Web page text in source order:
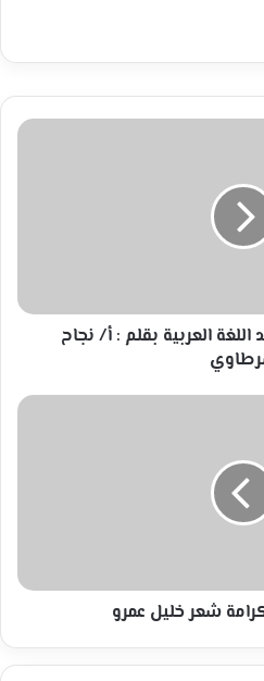
العربية بقلم : أ/ نجاح
شعر خليل عمرو